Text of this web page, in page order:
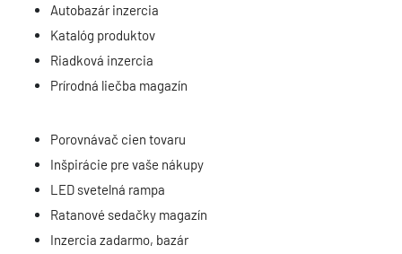
Autobazár inzercia
Katalóg produktov
Riadková inzercia
Prírodná liečba magazín
Porovnávač cien tovaru
Inšpirácie pre vaše nákupy
LED svetelná rampa
Ratanové sedačky magazín
Inzercia zadarmo, bazár